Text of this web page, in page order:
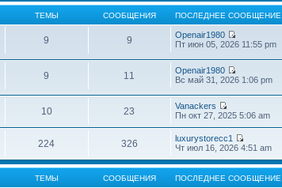
ТЕМЫ СООБЩЕНИЯ ПОСЛЕДНЕЕ СООБЩЕНИЕ
9 9
Openair1980
Пт июн 05, 2026 11:55 pm
9 11
Openair1980
Вс май 31, 2026 1:06 pm
10 23
Vanackers
Пн окт 27, 2025 5:06 am
224 326
luxurystorecc1
Чт июл 16, 2026 4:51 am
ТЕМЫ СООБЩЕНИЯ ПОСЛЕДНЕЕ СООБЩЕНИЕ